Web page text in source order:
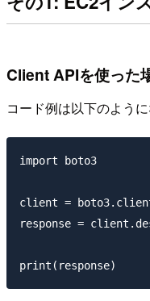
Client APIを使った
コード例は以下のように
import boto3
client =
response =